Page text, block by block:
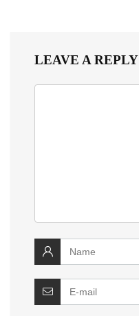
LEAVE A REPLY